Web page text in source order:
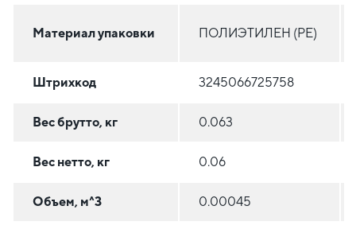
Материал упаковки ПОЛИЭТИЛЕН (PE)
Штрихкод 3245066725758
Вес брутто, кг 0.063
Вес нетто, кг 0.06
Объем, м^3 0.00045